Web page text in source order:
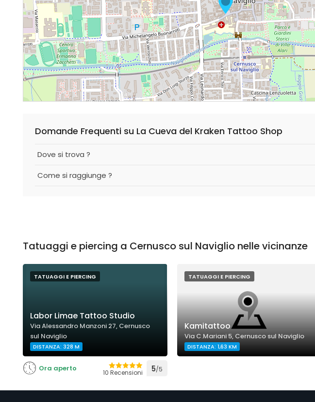
Domande Frequenti su La Cueva del Kraken Tattoo Shop
Dove si trova ?
Come si raggiunge ?
Tatuaggi e piercing a Cernusco sul Naviglio nelle vicinanze
TATUAGGI E PIERCING
Labor Limae Tattoo Studio
Via Alessandro Manzoni 27, Cernusco
sul Naviglio
DISTANZA: 328 M
Ora aperto 10 Recensioni 5/5
TATUAGGI E PIERCING
Kamitattoo
Via C.Mariani 5, Cernusco sul Naviglio
DISTANZA: 1,63 KM